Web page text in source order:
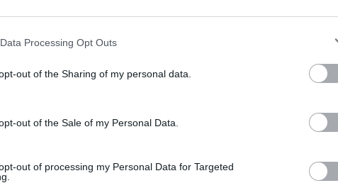
Processing Opt Outs
out of the Sharing of my personal data.
out of the Sale of my Personal Data.
out of processing my Personal Data for Targeted
BÁV ZRt. óriási tapasztalatával, szakmai
műkereskedelem meghatározó szereplője. A 2007-
műkereskedelem egyik legfontosabb színterévé,
műkereskedelmi üzlethálózatával rendelkező BÁV